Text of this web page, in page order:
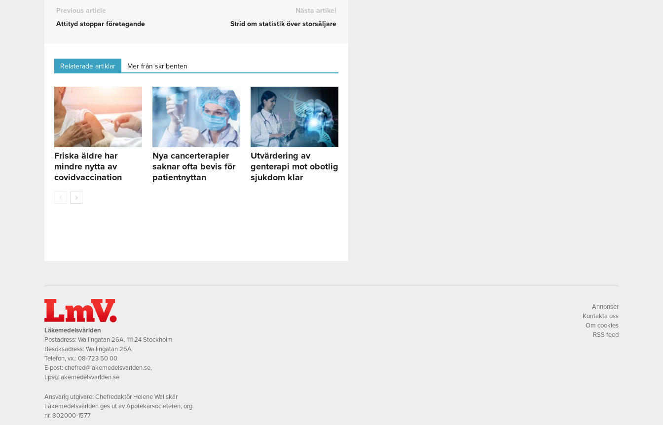
Previous article
Attityd stoppar företagande
Nästa artikel
Strid om statistik över storsäljare
Relaterade artiklar Mer från skribenten
Friska äldre har
mindre nytta av
covidvaccination
Nya cancerterapier
saknar ofta bevis för
patientnyttan
Utvärdering av
genterapi mot obotlig
sjukdom klar
Läkemedelsvärlden
Postadress: Wallingatan 26A, 111 24 Stockholm
Besöksadress: Wallingatan 26A
Telefon, vx.: 08-723 50 00
E-post: chefred@lakemedelsvarlden.se,
tips@lakemedelsvarlden.se
Ansvarig utgivare: Chefredaktör Helene Wallskär
Läkemedelsvärlden ges ut av Apotekarsocieteten, org.
nr. 802000-1577
Annonser
Kontakta oss
Om cookies
RSS feed